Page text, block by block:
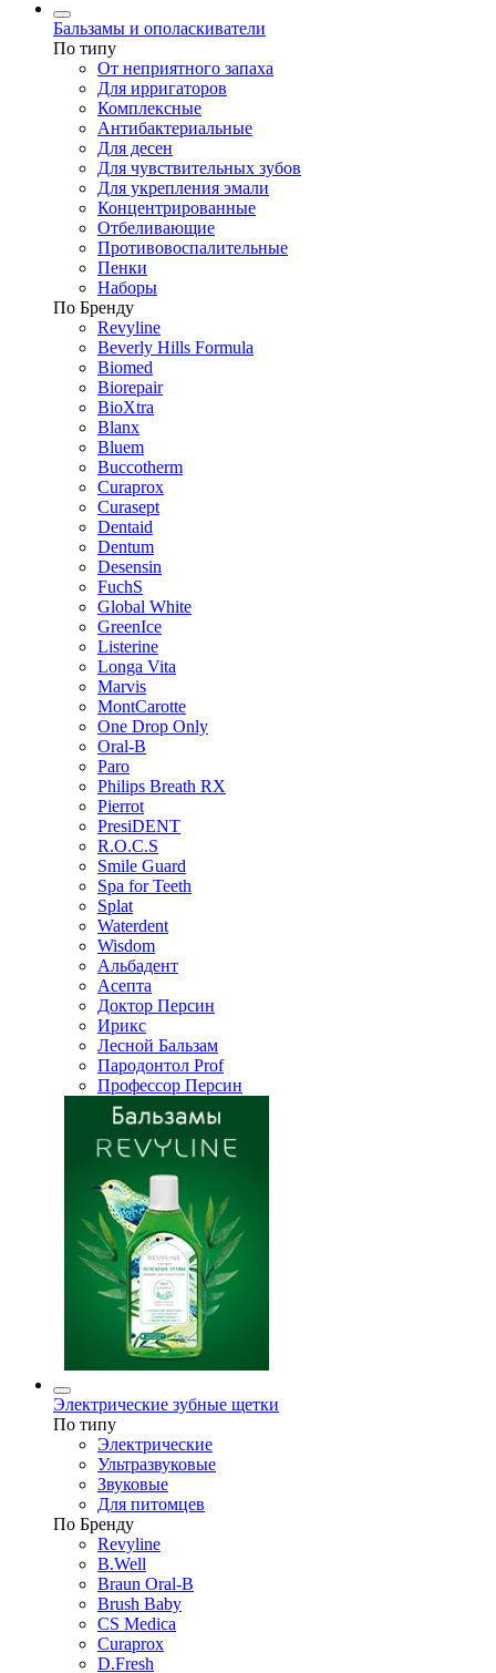
Бальзамы и ополаскиватели
По типу
От неприятного запаха
Для ирригаторов
Комплексные
Антибактериальные
Для десен
Для чувствительных зубов
Для укрепления эмали
Концентрированные
Отбеливающие
Противовоспалительные
Пенки
Наборы
По Бренду
Revyline
Beverly Hills Formula
Biomed
Biorepair
BioXtra
Blanx
Bluem
Buccotherm
Curaprox
Curasept
Dentaid
Dentum
Desensin
FuchS
Global White
GreenIce
Listerine
Longa Vita
Marvis
MontCarotte
One Drop Only
Oral-B
Paro
Philips Breath RX
Pierrot
PresiDENT
R.O.C.S
Smile Guard
Spa for Teeth
Splat
Waterdent
Wisdom
Альбадент
Асепта
Доктор Персин
Ирикс
Лесной Бальзам
Пародонтол Prof
Профессор Персин
Электрические зубные щетки
По типу
Электрические
Ультразвуковые
Звуковые
Для питомцев
По Бренду
Revyline
B.Well
Braun Oral-B
Brush Baby
CS Medica
Curaprox
D.Fresh